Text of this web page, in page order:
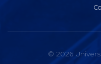
© 2026